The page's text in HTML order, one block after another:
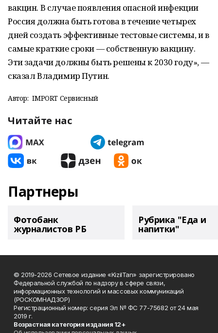
вакцин. В случае появления опасной инфекции
Россия должна быть готова в течение четырех
дней создать эффективные тестовые системы, и в
самые краткие сроки — собственную вакцину.
Эти задачи должны быть решены к 2030 году», —
сказал Владимир Путин.
Автор: IMPORT Сервисный
Читайте нас
Партнеры
Фотобанк
журналистов РБ
Рубрика "Еда и
напитки"
© 2019-2026 Сетевое издание «KizilTan» зарегистрировано
Федеральной службой по надзору в сфере связи,
информационных технологий и массовых коммуникаций
(РОСКОМНАДЗОР)
Регистрационный номер: серия Эл № ФС 77-75682 от 24 мая
2019 г.
Возрастная категория издания 12+